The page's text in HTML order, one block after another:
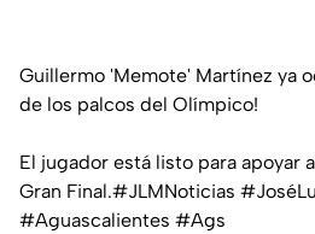
Guillermo 'Memote' Martínez ya
de los palcos del Olímpico!
El jugador está listo para apoyar
Gran Final.#JLMNoticias
#Aguascalientes #Ags